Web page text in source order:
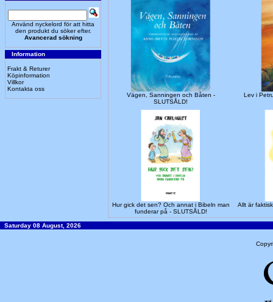
Använd nyckelord för att hitta
den produkt du söker efter.
Avancerad sökning
Information
Frakt & Returer
Köpinformation
Villkor
Kontakta oss
Vägen, Sanningen och Båten -
SLUTSÅLD!
Lev i
Hur gick det sen? Och annat i Bibeln man
funderar på - SLUTSÅLD!
Allt är
Saturday 08 August, 2026